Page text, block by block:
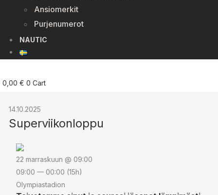
Ansiomerkit
Purjenumerot
NAUTIC
0,00 € 0 Cart
14.10.2025
Superviikonloppu
22 marraskuun @ 09:00
09:00 — 00:00 (15h)
Olympiastadion